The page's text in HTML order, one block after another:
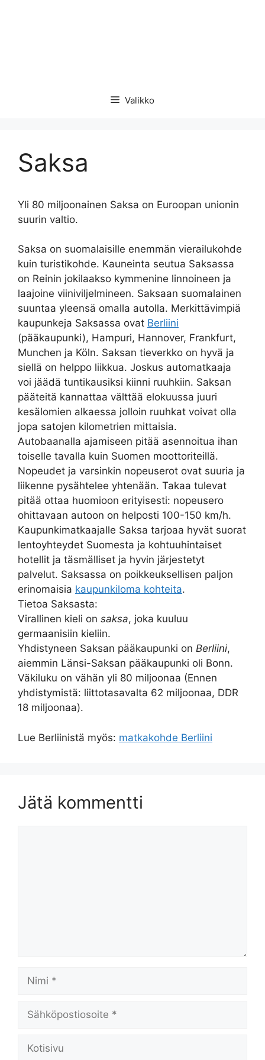
Valikko
Saksa
Yli 80 miljoonainen Saksa on Euroopan unionin
suurin valtio.
Saksa on suomalaisille enemmän vierailukohde
kuin turistikohde. Kauneinta seutua Saksassa
on Reinin jokilaakso kymmenine linnoineen ja
laajoine viiniviljelmineen. Saksaan suomalainen
suuntaa yleensä omalla autolla. Merkittävimpiä
kaupunkeja Saksassa ovat Berliini
(pääkaupunki), Hampuri, Hannover, Frankfurt,
Munchen ja Köln. Saksan tieverkko on hyvä ja
siellä on helppo liikkua. Joskus automatkaaja
voi jäädä tuntikausiksi kiinni ruuhkiin. Saksan
pääteitä kannattaa välttää elokuussa juuri
kesälomien alkaessa jolloin ruuhkat voivat olla
jopa satojen kilometrien mittaisia.
Autobaanalla ajamiseen pitää asennoitua ihan
toiselle tavalla kuin Suomen moottoriteillä.
Nopeudet ja varsinkin nopeuserot ovat suuria ja
liikenne pysähtelee yhtenään. Takaa tulevat
pitää ottaa huomioon erityisesti: nopeusero
ohittavaan autoon on helposti 100-150 km/h.
Kaupunkimatkaajalle Saksa tarjoaa hyvät suorat
lentoyhteydet Suomesta ja kohtuuhintaiset
hotellit ja täsmälliset ja hyvin järjestetyt
palvelut. Saksassa on poikkeuksellisen paljon
erinomaisia kaupunkiloma kohteita.
Tietoa Saksasta:
Virallinen kieli on saksa, joka kuuluu
germaanisiin kieliin.
Yhdistyneen Saksan pääkaupunki on Berliini,
aiemmin Länsi-Saksan pääkaupunki oli Bonn.
Väkiluku on vähän yli 80 miljoonaa (Ennen
yhdistymistä: liittotasavalta 62 miljoonaa, DDR
18 miljoonaa).
Lue Berliinistä myös: matkakohde Berliini
Jätä kommentti